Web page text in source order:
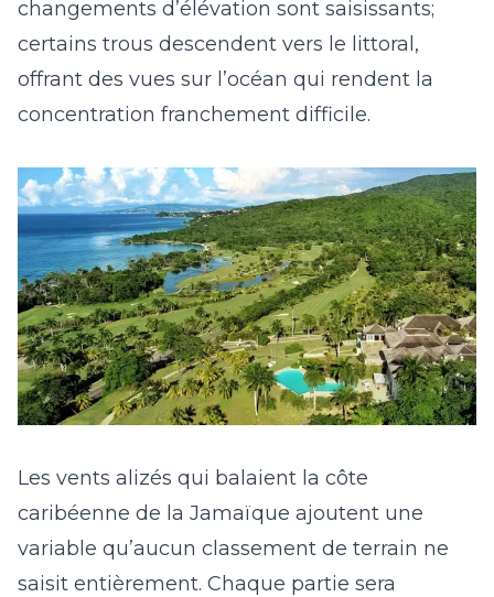
changements d’élévation sont saisissants;
certains trous descendent vers le littoral,
offrant des vues sur l’océan qui rendent la
concentration franchement difficile.
Les vents alizés qui balaient la côte
caribéenne de la Jamaïque ajoutent une
variable qu’aucun classement de terrain ne
saisit entièrement. Chaque partie sera